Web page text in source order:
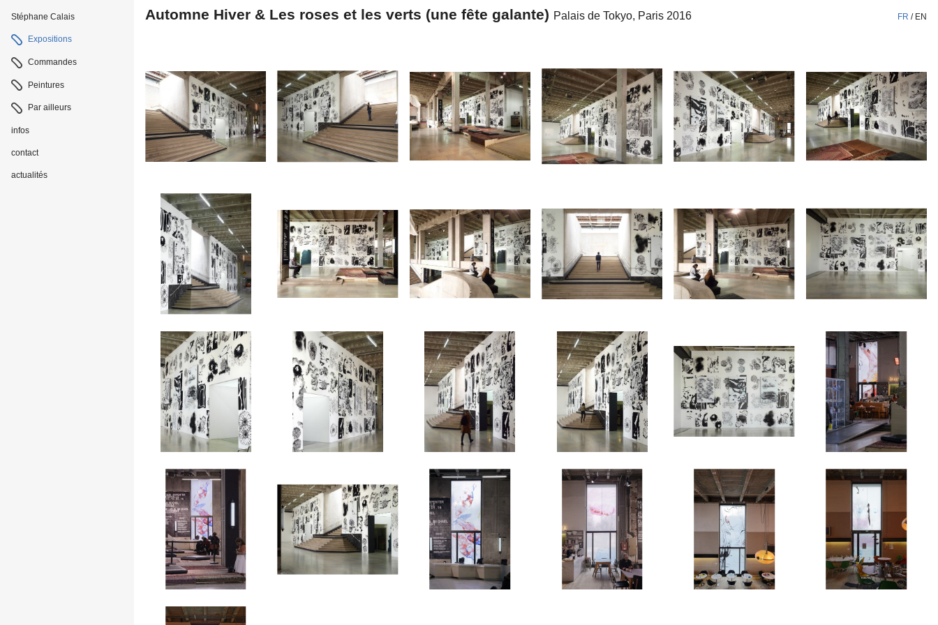
Stéphane Calais
Navigation
Expositions
Commandes
Peintures
Par ailleurs
infos
contact
actualités
FR / EN
Automne Hiver & Les roses et les verts (une fête galante) Palais de Tokyo, Paris 2016